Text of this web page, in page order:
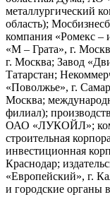
металлургический
область);
компания «Ромекс –
«М – Грата», г.
г. Москва; Завод
Татарстан;
«Поволжье», г.
Москва;
филиал);
ОАО «ЛУКОЙЛ»;
строительная
инвестиционная
Краснодар;
«Европейский», г.
и городские органы